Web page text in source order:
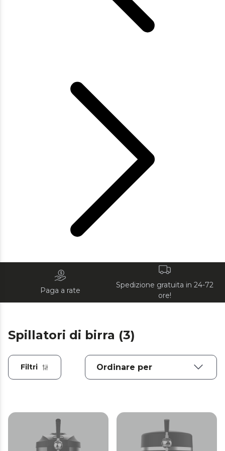
Paga a rate
Spedizione gratuita in 24-72
ore!
Spillatori di birra (3)
Filtri